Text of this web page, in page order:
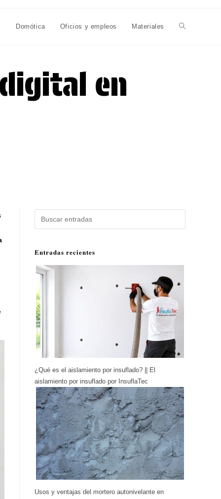
Domótica Oficios y empleos Materiales Alternar
en
Entradas recientes
¿Qué es el aislamiento por insuflado? || El
aislamiento por insuflado por InsuflaTec
Usos y ventajas del mortero autonivelante en